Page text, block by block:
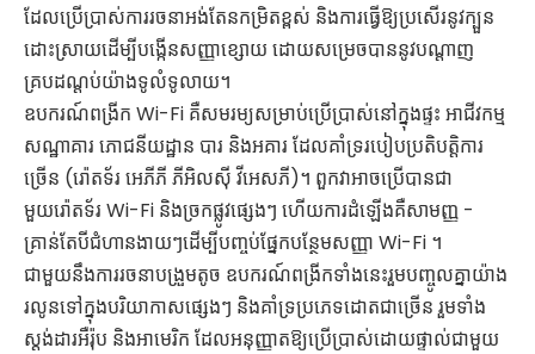
ដែលប្រើប្រាស់ការរចនាអង់តែនកម្រិតខ្ពស់ និងការធ្វើឱ្យប្រសើរនូវក្បួន
ដោះស្រាយដើម្បីបង្កើនសញ្ញាខ្សោយ ដោយសម្រេចបាននូវបណ្តាញ
គ្របដណ្តប់យ៉ាងទូលំទូលាយ។
ឧបករណ៍ពង្រីក Wi-Fi គឺសមរម្យសម្រាប់ប្រើប្រាស់នៅក្នុងផ្ទះ អាជីវកម្ម
សណ្ឋាគារ ភោជនីយដ្ឋាន បារ និងអគារ ដែលគាំទ្ររបៀបប្រតិបត្តិការ
ច្រើន (រ៉ោតទ័រ អេភីភី ភីអិលស៊ី វីអេសភី)។ ពួកវាអាចប្រើបានជា
មួយរ៉ោតទ័រ Wi-Fi និងច្រកផ្លូវផ្សេងៗ ហើយការដំឡើងគឺសាមញ្ញ -
គ្រាន់តែបីជំហានងាយៗដើម្បីបញ្ចប់ផ្នែកបន្ថែមសញ្ញា Wi-Fi ។
ជាមួយនឹងការរចនាបង្រួមតូច ឧបករណ៍ពង្រីកទាំងនេះរួមបញ្ចូលគ្នាយ៉ាង
រលូនទៅក្នុងបរិយាកាសផ្សេងៗ និងគាំទ្រប្រភេទដោតជាច្រើន រួមទាំង
ស្តង់ដារអឺរ៉ុប និងអាមេរិក ដែលអនុញ្ញាតឱ្យប្រើប្រាស់ដោយផ្ទាល់ជាមួយ